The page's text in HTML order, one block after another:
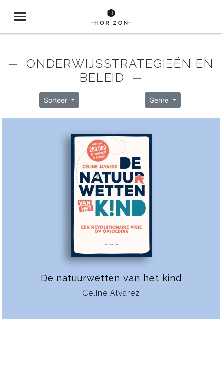
─ ONDERWIJSSTRATEGIEËN EN
BELEID ─
Sorteer Genre
De natuurwetten van het kind
Céline Alvarez